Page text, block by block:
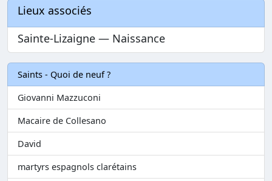
Lieux associés
Sainte-Lizaigne — Naissance
Saints - Quoi de neuf ?
Giovanni Mazzuconi
Macaire de Collesano
David
martyrs espagnols clarétains